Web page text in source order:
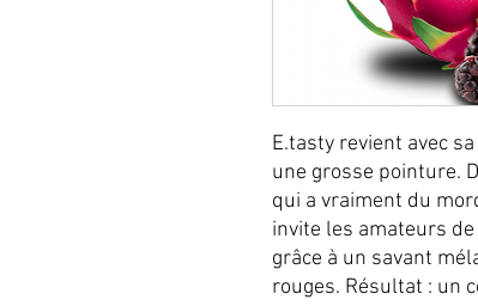
E.tasty revient avec
une grosse pointure.
qui a vraiment du
invite les amateurs
grâce à un savant
rouges. Résultat : un